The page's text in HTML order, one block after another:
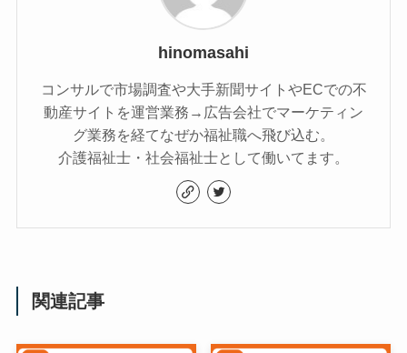
hinomasahi
コンサルで市場調査や大手新聞サイトやECでの不
動産サイトを運営業務→広告会社でマーケティン
グ業務を経てなぜか福祉職へ飛び込む。
介護福祉士・社会福祉士として働いてます。
関連記事